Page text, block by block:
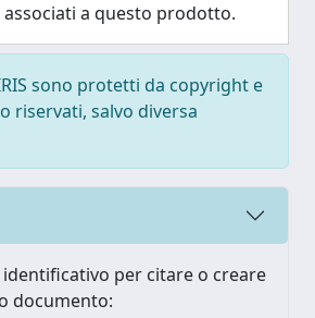
a questo prodotto.
sono protetti da copyright e
riservati, salvo diversa
per citare o creare
documento: